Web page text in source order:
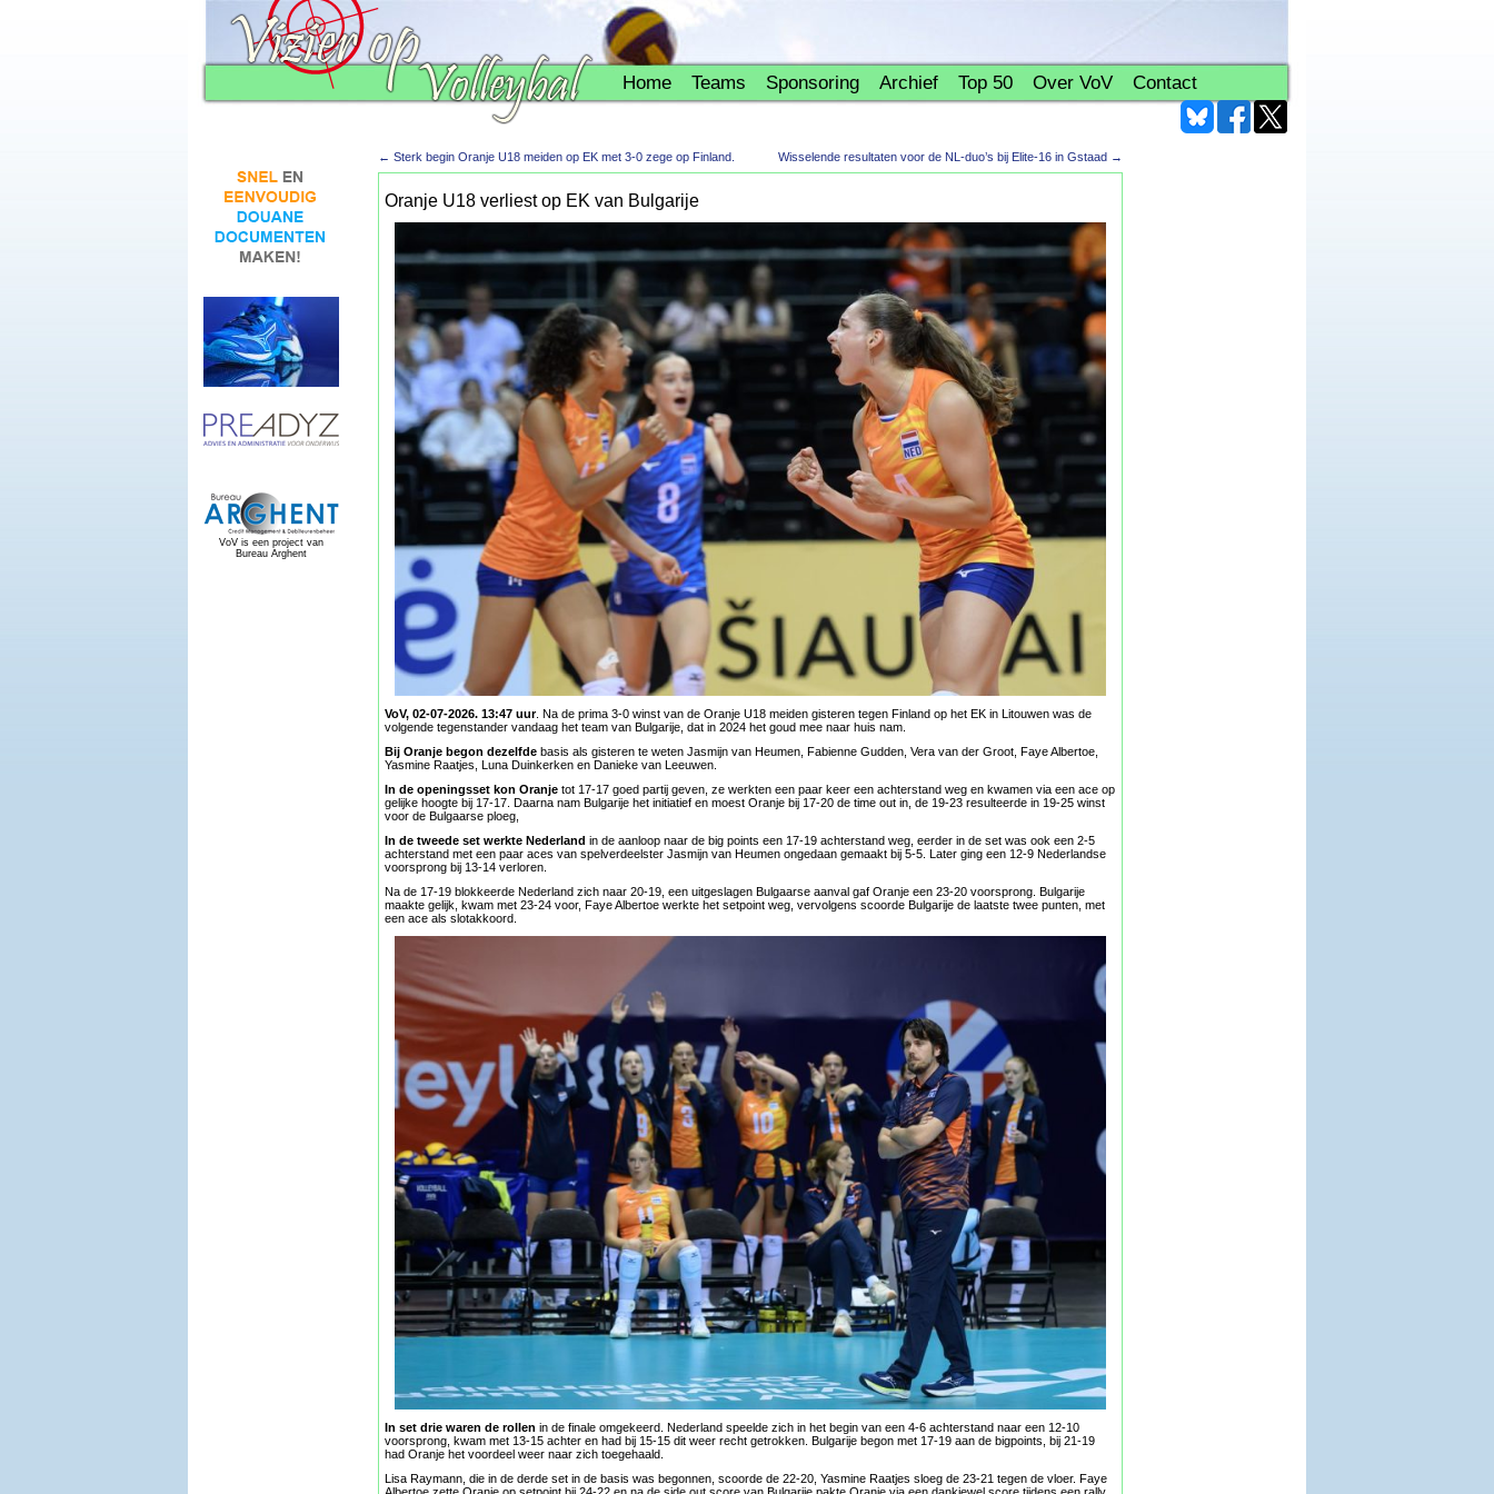
Home Teams Sponsoring Archief Top 50 Over VoV Contact
VoV is een project van
Bureau Arghent
← Sterk begin Oranje U18 meiden op EK met 3-0 zege op Finland. Wisselende resultaten voor de NL-duo’s bij Elite-16 in Gstaad →
Oranje U18 verliest op EK van Bulgarije
VoV, 02-07-2026. 13:47 uur. Na de prima 3-0 winst van de Oranje U18 meiden gisteren tegen Finland op het EK in Litouwen was de
volgende tegenstander vandaag het team van Bulgarije, dat in 2024 het goud mee naar huis nam.
Bij Oranje begon dezelfde basis als gisteren te weten Jasmijn van Heumen, Fabienne Gudden, Vera van der Groot, Faye Albertoe,
Yasmine Raatjes, Luna Duinkerken en Danieke van Leeuwen.
In de openingsset kon Oranje tot 17-17 goed partij geven, ze werkten een paar keer een achterstand weg en kwamen via een ace op
gelijke hoogte bij 17-17. Daarna nam Bulgarije het initiatief en moest Oranje bij 17-20 de time out in, de 19-23 resulteerde in 19-25 winst
voor de Bulgaarse ploeg,
In de tweede set werkte Nederland in de aanloop naar de big points een 17-19 achterstand weg, eerder in de set was ook een 2-5
achterstand met een paar aces van spelverdeelster Jasmijn van Heumen ongedaan gemaakt bij 5-5. Later ging een 12-9 Nederlandse
voorsprong bij 13-14 verloren.
Na de 17-19 blokkeerde Nederland zich naar 20-19, een uitgeslagen Bulgaarse aanval gaf Oranje een 23-20 voorsprong. Bulgarije
maakte gelijk, kwam met 23-24 voor, Faye Albertoe werkte het setpoint weg, vervolgens scoorde Bulgarije de laatste twee punten, met
een ace als slotakkoord.
In set drie waren de rollen in de finale omgekeerd. Nederland speelde zich in het begin van een 4-6 achterstand naar een 12-10
voorsprong, kwam met 13-15 achter en had bij 15-15 dit weer recht getrokken. Bulgarije begon met 17-19 aan de bigpoints, bij 21-19
had Oranje het voordeel weer naar zich toegehaald.
Lisa Raymann, die in de derde set in de basis was begonnen, scoorde de 22-20, Yasmine Raatjes sloeg de 23-21 tegen de vloer. Faye